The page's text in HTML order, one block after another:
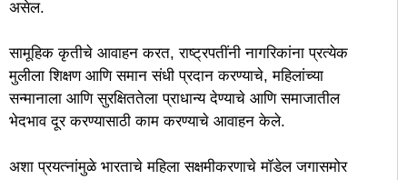
असेल.
सामूहिक कृतीचे आवाहन करत, राष्ट्रपतींनी नागरिकांना प्रत्येक
मुलीला शिक्षण आणि समान संधी प्रदान करण्याचे, महिलांच्या
सन्मानाला आणि सुरक्षिततेला प्राधान्य देण्याचे आणि समाजातील
भेदभाव दूर करण्यासाठी काम करण्याचे आवाहन केले.
अशा प्रयत्नांमुळे भारताचे महिला सक्षमीकरणाचे मॉडेल जगासमोर